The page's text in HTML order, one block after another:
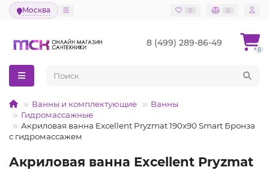
Москва 0 0
8 (499) 289-86-49
0
Ванны и комплектующие
Ванны
Гидромассажные
Акриловая ванна Excellent Pryzmat 190x90 Smart Бронза
с гидромассажем
Акриловая ванна Excellent Pryzmat